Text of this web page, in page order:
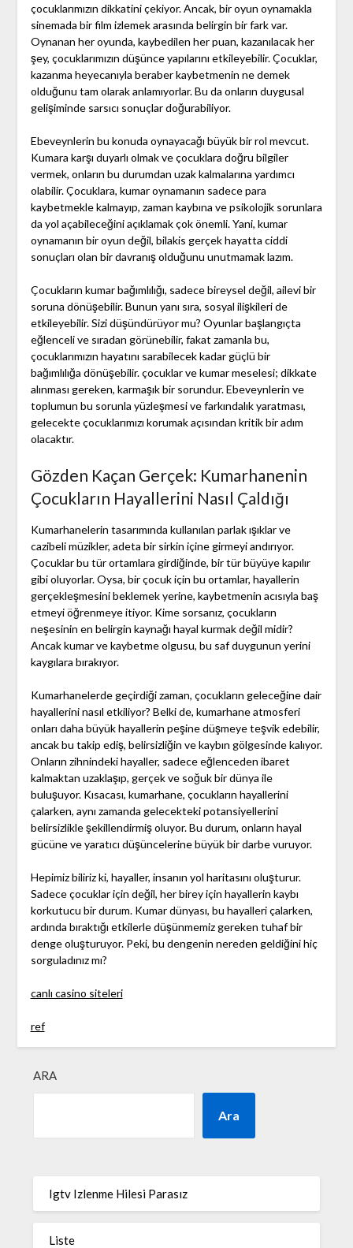
çocuklarımızın dikkatini çekiyor. Ancak, bir oyun oynamakla
sinemada bir film izlemek arasında belirgin bir fark var.
Oynanan her oyunda, kaybedilen her puan, kazanılacak her
şey, çocuklarımızın düşünce yapılarını etkileyebilir. Çocuklar,
kazanma heyecanıyla beraber kaybetmenin ne demek
olduğunu tam olarak anlamıyorlar. Bu da onların duygusal
gelişiminde sarsıcı sonuçlar doğurabiliyor.
Ebeveynlerin bu konuda oynayacağı büyük bir rol mevcut.
Kumara karşı duyarlı olmak ve çocuklara doğru bilgiler
vermek, onların bu durumdan uzak kalmalarına yardımcı
olabilir. Çocuklara, kumar oynamanın sadece para
kaybetmekle kalmayıp, zaman kaybına ve psikolojik sorunlara
da yol açabileceğini açıklamak çok önemli. Yani, kumar
oynamanın bir oyun değil, bilakis gerçek hayatta ciddi
sonuçları olan bir davranış olduğunu unutmamak lazım.
Çocukların kumar bağımlılığı, sadece bireysel değil, ailevi bir
soruna dönüşebilir. Bunun yanı sıra, sosyal ilişkileri de
etkileyebilir. Sizi düşündürüyor mu? Oyunlar başlangıçta
eğlenceli ve sıradan görünebilir, fakat zamanla bu,
çocuklarımızın hayatını sarabilecek kadar güçlü bir
bağımlılığa dönüşebilir. çocuklar ve kumar meselesi; dikkate
alınması gereken, karmaşık bir sorundur. Ebeveynlerin ve
toplumun bu sorunla yüzleşmesi ve farkındalık yaratması,
gelecekte çocuklarımızı korumak açısından kritik bir adım
olacaktır.
Gözden Kaçan Gerçek: Kumarhanenin
Çocukların Hayallerini Nasıl Çaldığı
Kumarhanelerin tasarımında kullanılan parlak ışıklar ve
cazibeli müzikler, adeta bir sirkin içine girmeyi andırıyor.
Çocuklar bu tür ortamlara girdiğinde, bir tür büyüye kapılır
gibi oluyorlar. Oysa, bir çocuk için bu ortamlar, hayallerin
gerçekleşmesini beklemek yerine, kaybetmenin acısıyla baş
etmeyi öğrenmeye itiyor. Kime sorsanız, çocukların
neşesinin en belirgin kaynağı hayal kurmak değil midir?
Ancak kumar ve kaybetme olgusu, bu saf duygunun yerini
kaygılara bırakıyor.
Kumarhanelerde geçirdiği zaman, çocukların geleceğine dair
hayallerini nasıl etkiliyor? Belki de, kumarhane atmosferi
onları daha büyük hayallerin peşine düşmeye teşvik edebilir,
ancak bu takip ediş, belirsizliğin ve kaybın gölgesinde kalıyor.
Onların zihnindeki hayaller, sadece eğlenceden ibaret
kalmaktan uzaklaşıp, gerçek ve soğuk bir dünya ile
buluşuyor. Kısacası, kumarhane, çocukların hayallerini
çalarken, aynı zamanda gelecekteki potansiyellerini
belirsizlikle şekillendirmiş oluyor. Bu durum, onların hayal
gücüne ve yaratıcı düşüncelerine büyük bir darbe vuruyor.
Hepimiz biliriz ki, hayaller, insanın yol haritasını oluşturur.
Sadece çocuklar için değil, her birey için hayallerin kaybı
korkutucu bir durum. Kumar dünyası, bu hayalleri çalarken,
ardında bıraktığı etkilerle düşünmemiz gereken tuhaf bir
denge oluşturuyor. Peki, bu dengenin nereden geldiğini hiç
sorguladınız mı?
canlı casino siteleri
ref
ARA
Ara
Igtv Izlenme Hilesi Parasız
Liste